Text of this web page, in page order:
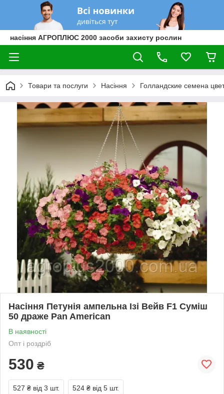
насіння АГРОПЛЮС 2000 засоби захисту рослин
Товари та послуги Насіння Голландские семена
Насіння Петунія ампельна Ізі Вейв F1 Суміш
50 драже Pan American
В наявності
Опт і роздріб
530 ₴
527 ₴ від 3 шт. 524 ₴ від 5 шт.